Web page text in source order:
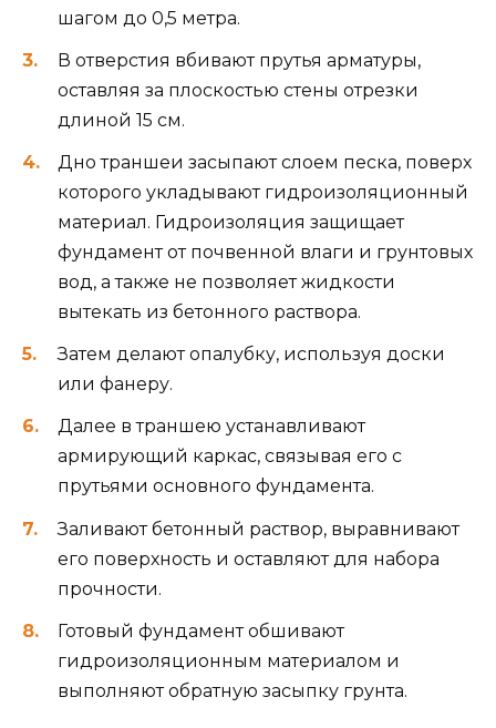
шагом до 0,5 метра.
В отверстия вбивают прутья арматуры,
оставляя за плоскостью стены отрезки
длиной 15 см.
Дно траншеи засыпают слоем песка, поверх
которого укладывают гидроизоляционный
материал. Гидроизоляция защищает
фундамент от почвенной влаги и грунтовых
вод, а также не позволяет жидкости
вытекать из бетонного раствора.
Затем делают опалубку, используя доски
или фанеру.
Далее в траншею устанавливают
армирующий каркас, связывая его с
прутьями основного фундамента.
Заливают бетонный раствор, выравнивают
его поверхность и оставляют для набора
прочности.
Готовый фундамент обшивают
гидроизоляционным материалом и
выполняют обратную засыпку грунта.